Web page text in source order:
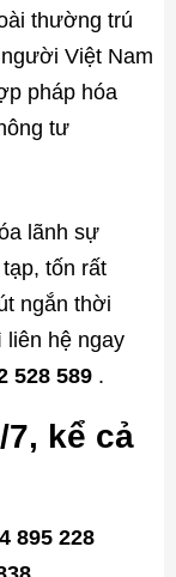
thường trú
Việt Nam
pháp hóa
tư
lãnh sự
tốn rất
ngắn thời
liên hệ ngay
528 589.
kể cả
895 228